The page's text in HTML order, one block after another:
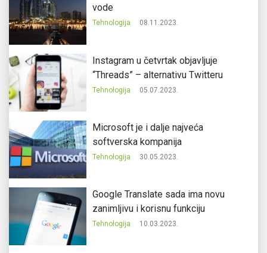
vode
Tehnologija 08.11.2023.
Instagram u četvrtak objavljuje
“Threads” – alternativu Twitteru
Tehnologija 05.07.2023.
Microsoft je i dalje najveća
softverska kompanija
Tehnologija 30.05.2023.
Google Translate sada ima novu
zanimljivu i korisnu funkciju
Tehnologija 10.03.2023.